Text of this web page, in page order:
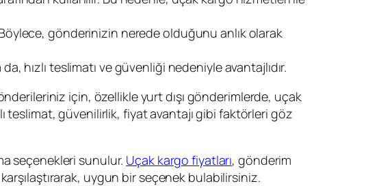
gönderinizin nerede olduğunu anlık olarak
hızlı teslimatı ve güvenliği nedeniyle avantajlıdır.
için, özellikle yurt dışı gönderimlerde, uçak
teslimat, güvenilirlik, fiyat avantajı gibi faktörleri göz
seçenekleri sunulur. Uçak kargo fiyatları, gönderim
uygun bir seçenek bulabilirsiniz.